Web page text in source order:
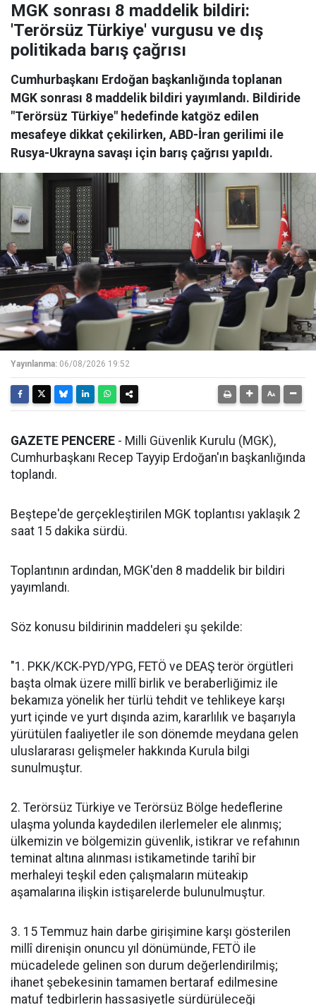
MGK sonrası 8 maddelik bildiri:
'Terörsüz Türkiye' vurgusu ve dış
politikada barış çağrısı
Cumhurbaşkanı Erdoğan başkanlığında toplanan
MGK sonrası 8 maddelik bildiri yayımlandı. Bildiride
"Terörsüz Türkiye" hedefinde katgöz edilen
mesafeye dikkat çekilirken, ABD-İran gerilimi ile
Rusya-Ukrayna savaşı için barış çağrısı yapıldı.
Yayınlanma: 06/08/2026 19:52
GAZETE PENCERE - Milli Güvenlik Kurulu (MGK),
Cumhurbaşkanı Recep Tayyip Erdoğan'ın başkanlığında
toplandı.
Beştepe'de gerçekleştirilen MGK toplantısı yaklaşık 2
saat 15 dakika sürdü.
Toplantının ardından, MGK'den 8 maddelik bir bildiri
yayımlandı.
Söz konusu bildirinin maddeleri şu şekilde:
"1. PKK/KCK-PYD/YPG, FETÖ ve DEAŞ terör örgütleri
başta olmak üzere millî birlik ve beraberliğimiz ile
bekamıza yönelik her türlü tehdit ve tehlikeye karşı
yurt içinde ve yurt dışında azim, kararlılık ve başarıyla
yürütülen faaliyetler ile son dönemde meydana gelen
uluslararası gelişmeler hakkında Kurula bilgi
sunulmuştur.
2. Terörsüz Türkiye ve Terörsüz Bölge hedeflerine
ulaşma yolunda kaydedilen ilerlemeler ele alınmış;
ülkemizin ve bölgemizin güvenlik, istikrar ve refahının
teminat altına alınması istikametinde tarihî bir
merhaleyi teşkil eden çalışmaların müteakip
aşamalarına ilişkin istişarelerde bulunulmuştur.
3. 15 Temmuz hain darbe girişimine karşı gösterilen
millî direnişin onuncu yıl dönümünde, FETÖ ile
mücadelede gelinen son durum değerlendirilmiş;
ihanet şebekesinin tamamen bertaraf edilmesine
matuf tedbirlerin hassasiyetle sürdürüleceği